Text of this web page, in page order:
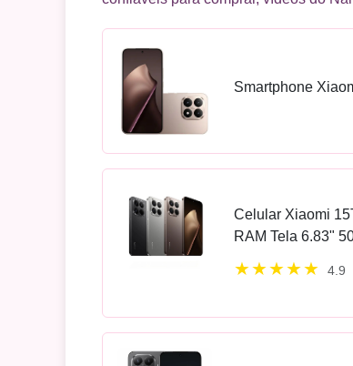
Smartphone
Celular Xiaomi
RAM Tela 6.83"
4.9